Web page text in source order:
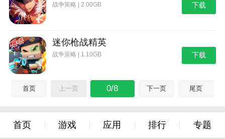
战争策略 | 2.00GB 下载
迷你枪战精英
战争策略 | 1.10GB 下载
首页 上一页 0/8 下一页 尾页
首页 游戏 应用 排行 专题